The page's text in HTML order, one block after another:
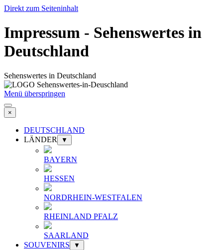
Direkt zum Seiteninhalt
Impressum - Sehenswertes in
Deutschland
Sehenswertes in Deutschland
Menü überspringen
×
DEUTSCHLAND
LÄNDER
▼
BAYERN
HESSEN
NORDRHEIN-WESTFALEN
RHEINLAND PFALZ
SAARLAND
SOUVENIRS
▼